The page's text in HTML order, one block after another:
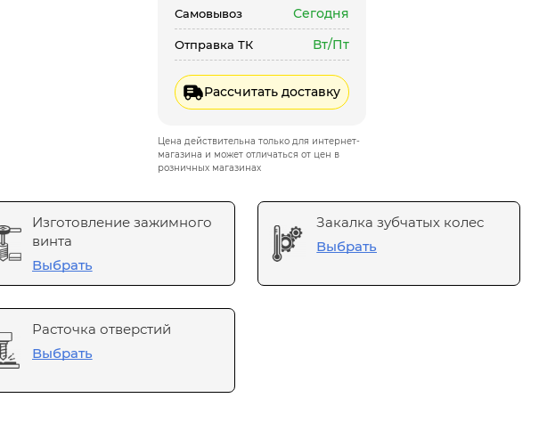
Самовывоз Сегодня
Отправка ТК Вт/Пт
Рассчитать доставку
Цена действительна только для интернет-
магазина и может отличаться от цен в
розничных магазинах
Изготовление зажимного
винта
Выбрать
Закалка зубчатых колес
Выбрать
Расточка отверстий
Выбрать